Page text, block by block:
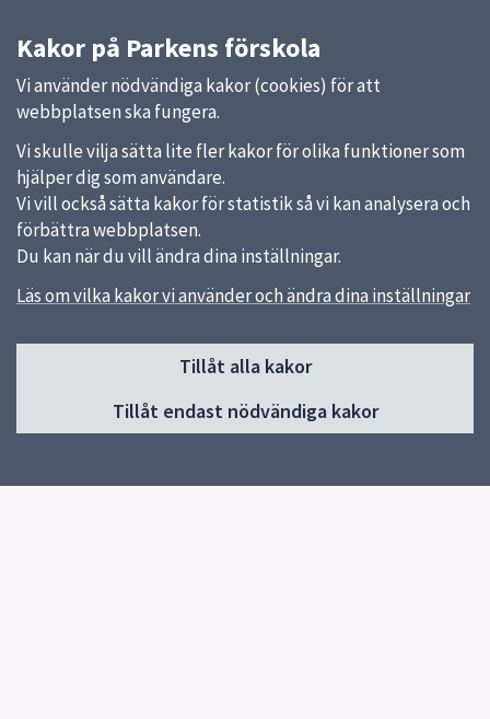
Kakor på Parkens förskola
Vi använder nödvändiga kakor (cookies) för att
webbplatsen ska fungera.
Vi skulle vilja sätta lite fler kakor för olika funktioner som
hjälper dig som användare.
Vi vill också sätta kakor för statistik så vi kan analysera och
förbättra webbplatsen.
Du kan när du vill ändra dina inställningar.
Läs om vilka kakor vi använder och ändra dina inställningar
Tillåt alla kakor
Tillåt endast nödvändiga kakor